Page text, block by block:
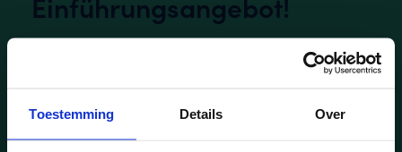
Toestemming Details Over
Haben Sie noch nie mit CureTape gearbeitet? Schade,
jedoch möchten wir dies schnellstmöglich ändern. Aus
zusammengestellt, was aus drei Rollen CureTape besteht.
In diesem “Convince Yourself” Paket befindet sich eine